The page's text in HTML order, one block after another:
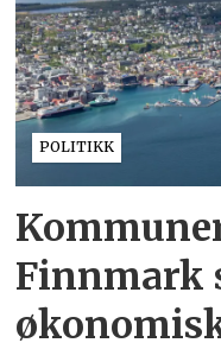
POLITIKK
Finnmark